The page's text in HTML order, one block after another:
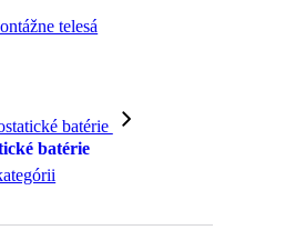
telesá
batérie
batérie